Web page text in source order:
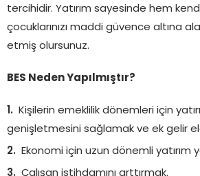
tercihidir. Yatırım sayesinde hem
çocuklarınızı maddi güvence altına
etmiş olursunuz.
BES Neden Yapılmıştır?
Kişilerin emeklilik dönemleri için
genişletmesini sağlamak ve ek gelir
Ekonomi için uzun dönemli yatırım
Çalışan istihdamını arttırmak.